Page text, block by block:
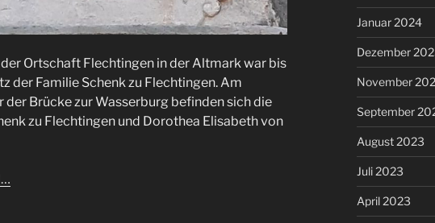
Ortschaft Flechtingen in der Altmark war bis
der Familie Schenk zu Flechtingen. Am
der Brücke zur Wasserburg befinden sich die
zu Flechtingen und Dorothea Elisabeth von
Januar 2024
Dezember
November
September
August 2023
Juli 2023
April 2023